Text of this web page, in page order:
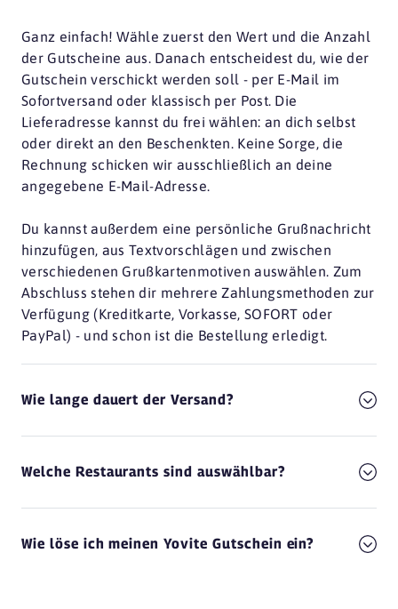
Ganz einfach! Wähle zuerst den Wert und die Anzahl
der Gutscheine aus. Danach entscheidest du, wie der
Gutschein verschickt werden soll - per E-Mail im
Sofortversand oder klassisch per Post. Die
Lieferadresse kannst du frei wählen: an dich selbst
oder direkt an den Beschenkten. Keine Sorge, die
Rechnung schicken wir ausschließlich an deine
angegebene E-Mail-Adresse.
Du kannst außerdem eine persönliche Grußnachricht
hinzufügen, aus Textvorschlägen und zwischen
verschiedenen Grußkartenmotiven auswählen. Zum
Abschluss stehen dir mehrere Zahlungsmethoden zur
Verfügung (Kreditkarte, Vorkasse, SOFORT oder
PayPal) - und schon ist die Bestellung erledigt.
Wie lange dauert der Versand?
Welche Restaurants sind auswählbar?
Wie löse ich meinen Yovite Gutschein ein?